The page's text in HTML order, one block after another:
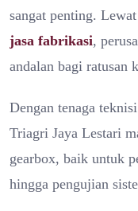
sangat penting.
jasa fabrikasi,
andalan bagi ratusan
Dengan tenaga
Triagri Jaya Lestari
gearbox, baik untuk
hingga pengujian